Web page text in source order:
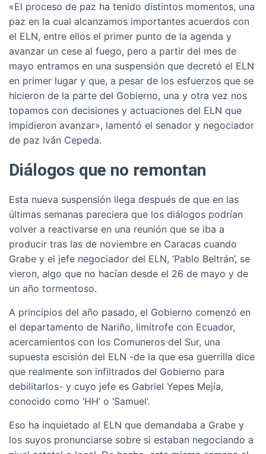
«El proceso de paz ha tenido distintos momentos, una
paz en la cual alcanzamos importantes acuerdos con
el ELN, entre ellos el primer punto de la agenda y
avanzar un cese al fuego, pero a partir del mes de
mayo entramos en una suspensión que decretó el ELN
en primer lugar y que, a pesar de los esfuerzos que se
hicieron de la parte del Gobierno, una y otra vez nos
topamos con decisiones y actuaciones del ELN que
impidieron avanzar», lamentó el senador y negociador
de paz Iván Cepeda.
Diálogos que no remontan
Esta nueva suspensión llega después de que en las
últimas semanas pareciera que los diálogos podrían
volver a reactivarse en una reunión que se iba a
producir tras las de noviembre en Caracas cuando
Grabe y el jefe negociador del ELN, ‘Pablo Beltrán’, se
vieron, algo que no hacían desde el 26 de mayo y de
un año tormentoso.
A principios del año pasado, el Gobierno comenzó en
el departamento de Nariño, limítrofe con Ecuador,
acercamientos con los Comuneros del Sur, una
supuesta escisión del ELN -de la que esa guerrilla dice
que realmente son infiltrados del Gobierno para
debilitarlos- y cuyo jefe es Gabriel Yepes Mejía,
conocido como ‘HH’ o ‘Samuel’.
Eso ha inquietado al ELN que demandaba a Grabe y
los suyos pronunciarse sobre si estaban negociando a